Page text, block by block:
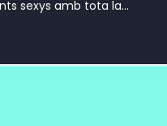
sexys amb tota la...